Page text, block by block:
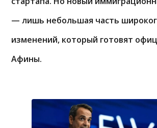
— лишь небольшая часть
изменений, который готовят
Афины.